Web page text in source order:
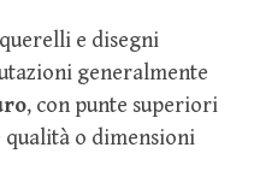
e disegni
generalmente
, con punte superiori
o dimensioni